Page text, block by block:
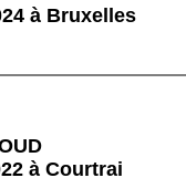
à Bruxelles
à Courtrai